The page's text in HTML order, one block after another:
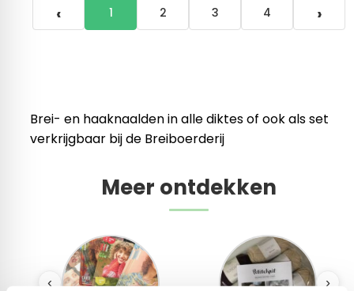
‹ 1 2 3 4 ›
Brei- en haaknaalden in alle diktes of ook als set
verkrijgbaar bij de Breiboerderij
Meer ontdekken
‹ ›